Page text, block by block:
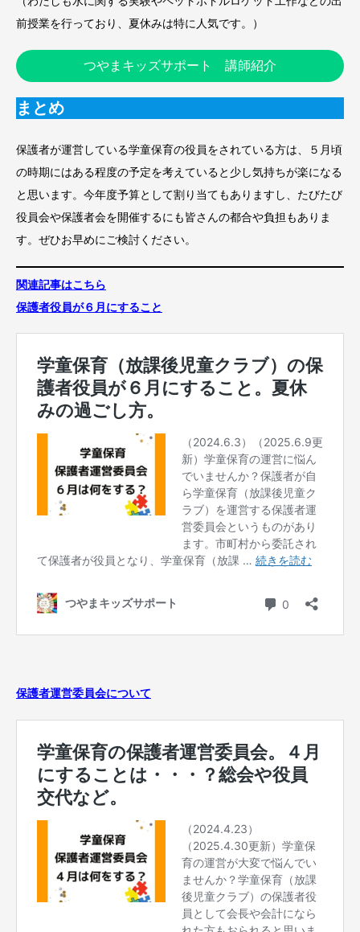
前授業を行っており、夏休みは特に人気です。）
つやまキッズサポート 講師紹介
まとめ
保護者が運営している学童保育の役員をされている方は、５月頃
の時期にはある程度の予定を考えていると少し気持ちが楽になる
と思います。今年度予算として割り当てもありますし、たびたび
役員会や保護者会を開催するにも皆さんの都合や負担もありま
す。ぜひお早めにご検討ください。
関連記事はこちら
保護者役員が６月にすること
保護者運営委員会について